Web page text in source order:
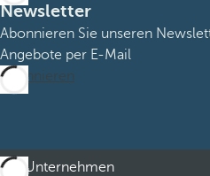
Newsletter
Abonnieren Sie unseren
Angebote per E-Mail
Abonnieren
Unternehmen